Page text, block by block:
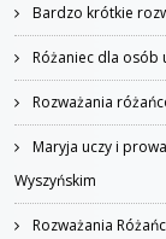
Bardzo krótkie
Różaniec dla osób
Rozważania
Maryja uczy i
Wyszyńskim
Rozważania